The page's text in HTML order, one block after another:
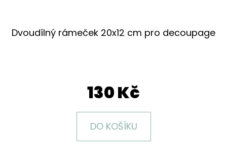
Dvoudílný rámeček 20x12 cm pro decoupage
130 Kč
DO KOŠÍKU
Ř